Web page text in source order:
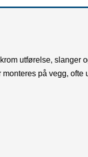
utførelse, slanger
på vegg,